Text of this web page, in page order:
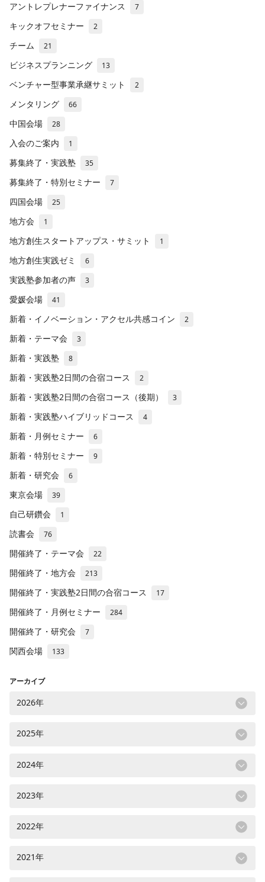
アントレプレナーファイナンス 7
キックオフセミナー 2
チーム 21
ビジネスプランニング 13
ベンチャー型事業承継サミット 2
メンタリング 66
中国会場 28
入会のご案内 1
募集終了・実践塾 35
募集終了・特別セミナー 7
四国会場 25
地方会 1
地方創生スタートアップス・サミット 1
地方創生実践ゼミ 6
実践塾参加者の声 3
愛媛会場 41
新着・イノベーション・アクセル共感コイン 2
新着・テーマ会 3
新着・実践塾 8
新着・実践塾2日間の合宿コース 2
新着・実践塾2日間の合宿コース（後期） 3
新着・実践塾ハイブリッドコース 4
新着・月例セミナー 6
新着・特別セミナー 9
新着・研究会 6
東京会場 39
自己研鑽会 1
読書会 76
開催終了・テーマ会 22
開催終了・地方会 213
開催終了・実践塾2日間の合宿コース 17
開催終了・月例セミナー 284
開催終了・研究会 7
関西会場 133
アーカイブ
2026年
2025年
2024年
2023年
2022年
2021年